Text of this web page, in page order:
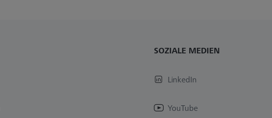
SOZIALE MEDIEN
LinkedIn
YouTube